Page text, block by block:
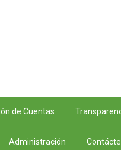
de Cuentas
Administración